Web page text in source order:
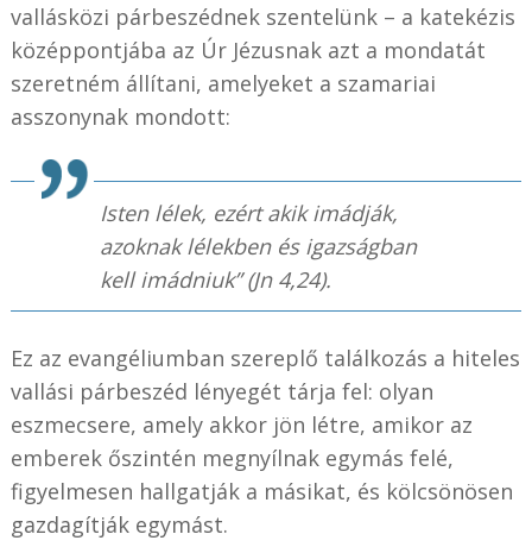
vallásközi párbeszédnek szentelünk – a katekézis
középpontjába az Úr Jézusnak azt a mondatát
szeretném állítani, amelyeket a szamariai
asszonynak mondott:
Isten lélek, ezért akik imádják,
azoknak lélekben és igazságban
kell imádniuk” (Jn 4,24).
Ez az evangéliumban szereplő találkozás a hiteles
vallási párbeszéd lényegét tárja fel: olyan
eszmecsere, amely akkor jön létre, amikor az
emberek őszintén megnyílnak egymás felé,
figyelmesen hallgatják a másikat, és kölcsönösen
gazdagítják egymást.